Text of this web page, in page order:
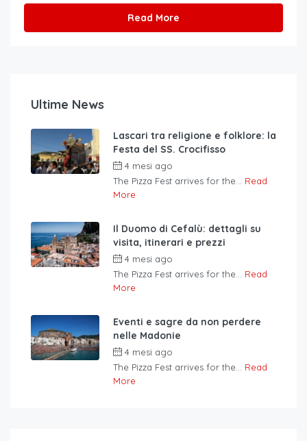
Read More
Ultime News
Lascari tra religione e folklore: la
Festa del SS. Crocifisso
4 mesi ago
The Pizza Fest arrives for the... Read
More
Il Duomo di Cefalù: dettagli su
visita, itinerari e prezzi
4 mesi ago
The Pizza Fest arrives for the... Read
More
Eventi e sagre da non perdere
nelle Madonie
4 mesi ago
The Pizza Fest arrives for the... Read
More